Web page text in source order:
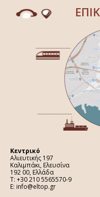
Κεντρικό
Αλιευτικής 197
Καλιμπάκι, Ελευσίνα
192 00, Ελλάδα
Τ: +30 210 5565570-9
E: info@eltop.gr